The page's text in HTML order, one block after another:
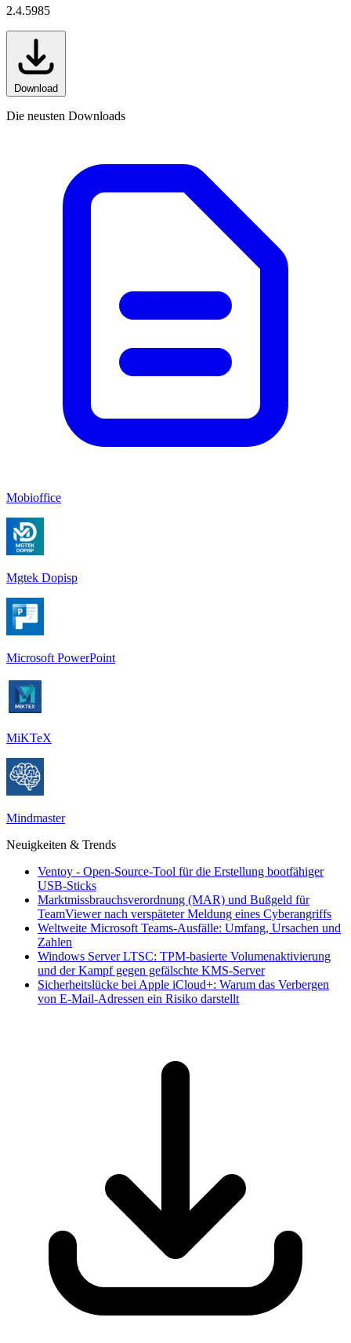
2.4.5985
Download
Die neusten Downloads
Mobioffice
Mgtek Dopisp
Microsoft PowerPoint
MiKTeX
Mindmaster
Neuigkeiten & Trends
Ventoy - Open-Source-Tool für die Erstellung bootfähiger
USB-Sticks
Marktmissbrauchsverordnung (MAR) und Bußgeld für
TeamViewer nach verspäteter Meldung eines Cyberangriffs
Weltweite Microsoft Teams-Ausfälle: Umfang, Ursachen und
Zahlen
Windows Server LTSC: TPM-basierte Volumenaktivierung
und der Kampf gegen gefälschte KMS-Server
Sicherheitslücke bei Apple iCloud+: Warum das Verbergen
von E-Mail-Adressen ein Risiko darstellt